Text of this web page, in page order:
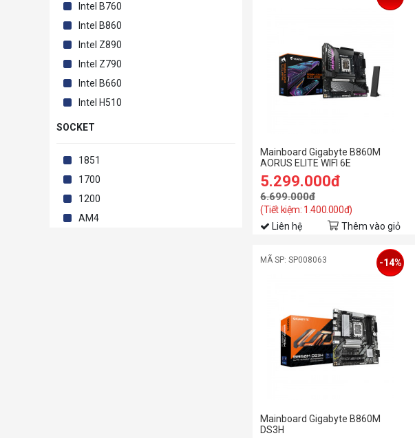
Intel B760
Intel B860
Intel Z890
Intel Z790
Intel B660
Intel H510
SOCKET
1851
1700
1200
AM4
Mainboard Gigabyte B860M
AORUS ELITE WIFI 6E
5.299.000đ
6.699.000đ
(Tiết kiệm: 1.400.000đ)
Liên hệ Thêm vào giỏ
MÃ SP: SP008063
Mainboard Gigabyte B860M
DS3H
-14%